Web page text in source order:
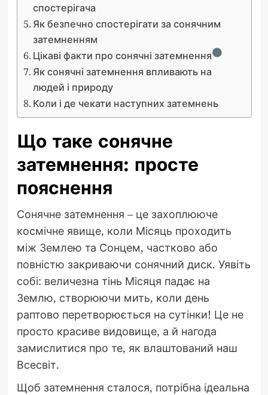
спостерігача
Як безпечно спостерігати за сонячним
затемненням
Цікаві факти про сонячні затемнення
Як сонячні затемнення впливають на
людей і природу
Коли і де чекати наступних затемнень
Що таке сонячне
затемнення: просте
пояснення
Сонячне затемнення – це захоплююче
космічне явище, коли Місяць проходить
між Землею та Сонцем, частково або
повністю закриваючи сонячний диск. Уявіть
собі: величезна тінь Місяця падає на
Землю, створюючи мить, коли день
раптово перетворюється на сутінки! Це не
просто красиве видовище, а й нагода
замислитися про те, як влаштований наш
Всесвіт.
Щоб затемнення сталося, потрібна ідеальна